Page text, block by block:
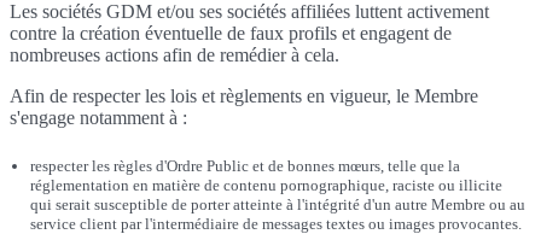
Les sociétés GDM et/ou ses sociétés affiliées luttent activement
contre la création éventuelle de faux profils et engagent de
nombreuses actions afin de remédier à cela.
Afin de respecter les lois et règlements en vigueur, le Membre
s'engage notamment à :
respecter les règles d'Ordre Public et de bonnes mœurs, telle que la
réglementation en matière de contenu pornographique, raciste ou illicite
qui serait susceptible de porter atteinte à l'intégrité d'un autre Membre ou au
service client par l'intermédiaire de messages textes ou images provocantes.